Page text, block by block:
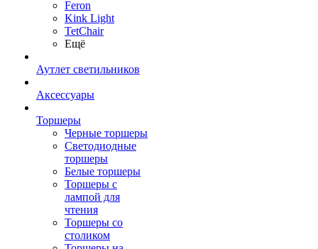
Feron
Kink Light
TetСhair
Ещё
Аутлет светильников
Аксессуары
Торшеры
Черные торшеры
Светодиодные
торшеры
Белые торшеры
Торшеры с
лампой для
чтения
Торшеры со
столиком